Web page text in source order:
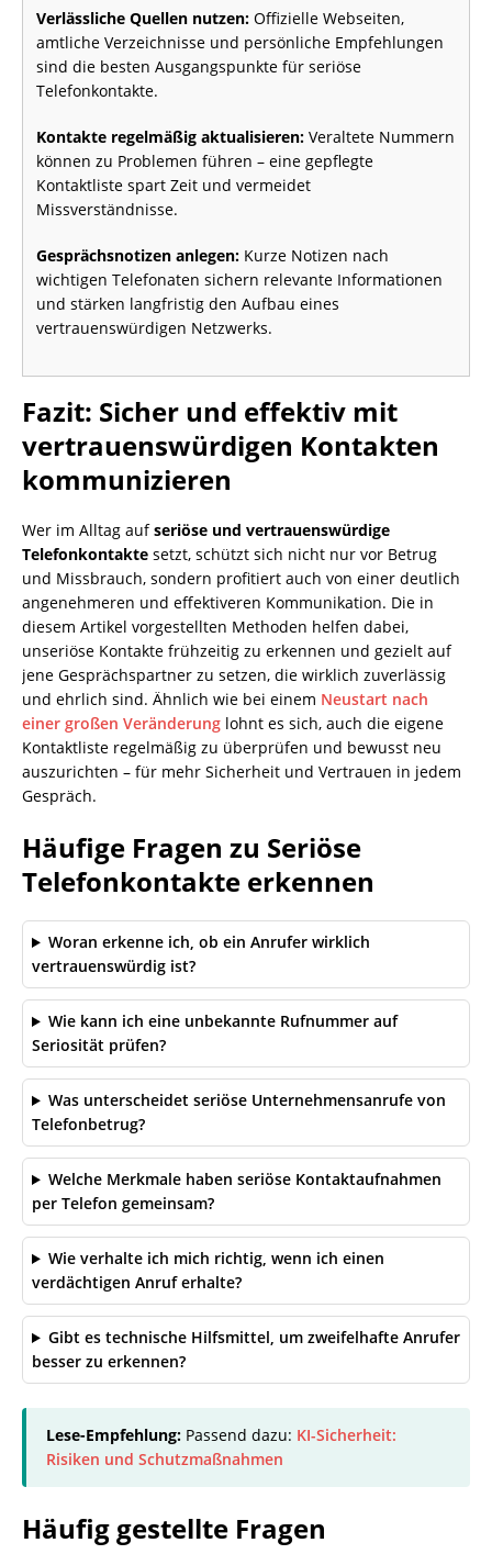
Verlässliche Quellen nutzen: Offizielle Webseiten,
amtliche Verzeichnisse und persönliche Empfehlungen
sind die besten Ausgangspunkte für seriöse
Telefonkontakte.
Kontakte regelmäßig aktualisieren: Veraltete Nummern
können zu Problemen führen – eine gepflegte
Kontaktliste spart Zeit und vermeidet
Missverständnisse.
Gesprächsnotizen anlegen: Kurze Notizen nach
wichtigen Telefonaten sichern relevante Informationen
und stärken langfristig den Aufbau eines
vertrauenswürdigen Netzwerks.
Fazit: Sicher und effektiv mit
vertrauenswürdigen Kontakten
kommunizieren
Wer im Alltag aufseriöse und vertrauenswürdige
Telefonkontakte setzt, schützt sich nicht nur vor Betrug
und Missbrauch, sondern profitiert auch von einer deutlich
angenehmeren und effektiveren Kommunikation. Die in
diesem Artikel vorgestellten Methoden helfen dabei,
unseriöse Kontakte frühzeitig zu erkennen und gezielt auf
jene Gesprächspartner zu setzen, die wirklich zuverlässig
und ehrlich sind. Ähnlich wie bei einem Neustart nach
einer großen Veränderung lohnt es sich, auch die eigene
Kontaktliste regelmäßig zu überprüfen und bewusst neu
auszurichten – für mehr Sicherheit und Vertrauen in jedem
Gespräch.
Häufige Fragen zu Seriöse
Telefonkontakte erkennen
Woran erkenne ich, ob ein Anrufer wirklich
vertrauenswürdig ist?
Wie kann ich eine unbekannte Rufnummer auf
Seriosität prüfen?
Was unterscheidet seriöse Unternehmensanrufe von
Telefonbetrug?
Welche Merkmale haben seriöse Kontaktaufnahmen
per Telefon gemeinsam?
Wie verhalte ich mich richtig, wenn ich einen
verdächtigen Anruf erhalte?
Gibt es technische Hilfsmittel, um zweifelhafte Anrufer
besser zu erkennen?
Lese-Empfehlung: Passend dazu: KI-Sicherheit:
Risiken und Schutzmaßnahmen
Häufig gestellte Fragen